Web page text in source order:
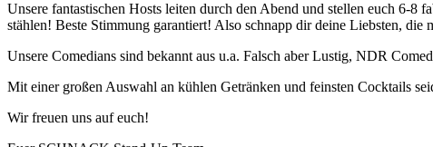
Unsere fantastischen Hosts leiten durch den Abend und stellen euch 6-
stählen! Beste Stimmung garantiert! Also schnapp dir deine Liebsten,
Unsere Comedians sind bekannt aus u.a. Falsch aber Lustig, NDR
Mit einer großen Auswahl an kühlen Getränken und feinsten Cocktails
Wir freuen uns auf euch!